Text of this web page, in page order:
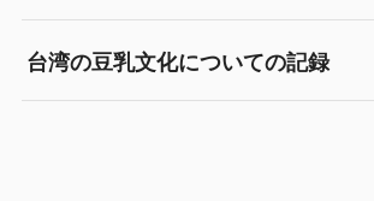
台湾の豆乳文化についての記録